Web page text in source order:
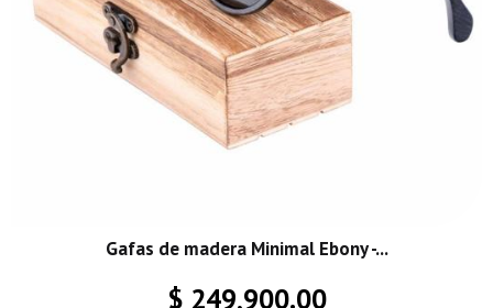
Gafas de madera Minimal Ebony -...
$ 249,900.00